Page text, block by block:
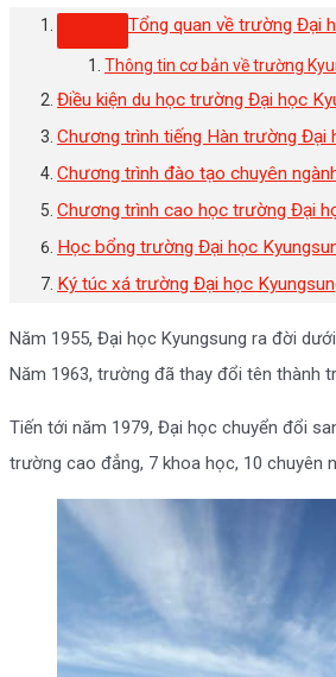
Tổng quan về trường Đại
Thông tin cơ bản về trường
Điều kiện du học trường Đại học
Chương trình tiếng Hàn trường Đại
Chương trình đào tạo chuyên
Chương trình cao học trường Đại
Học bổng trường Đại học
Ký túc xá trường Đại học
Năm 1955, Đại học Kyungsung ra đời
Năm 1963, trường đã thay đổi tên thành
Tiến tới năm 1979, Đại học chuyển đổi
trường cao đẳng, 7 khoa học, 10 chuyên